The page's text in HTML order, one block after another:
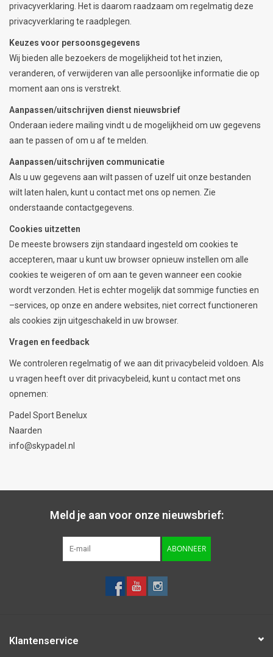
privacyverklaring. Het is daarom raadzaam om regelmatig deze
privacyverklaring te raadplegen.
Keuzes voor persoonsgegevens
Wij bieden alle bezoekers de mogelijkheid tot het inzien,
veranderen, of verwijderen van alle persoonlijke informatie die op
moment aan ons is verstrekt.
Aanpassen/uitschrijven dienst nieuwsbrief
Onderaan iedere mailing vindt u de mogelijkheid om uw gegevens
aan te passen of om u af te melden.
Aanpassen/uitschrijven communicatie
Als u uw gegevens aan wilt passen of uzelf uit onze bestanden
wilt laten halen, kunt u contact met ons op nemen. Zie
onderstaande contactgegevens.
Cookies uitzetten
De meeste browsers zijn standaard ingesteld om cookies te
accepteren, maar u kunt uw browser opnieuw instellen om alle
cookies te weigeren of om aan te geven wanneer een cookie
wordt verzonden. Het is echter mogelijk dat sommige functies en
–services, op onze en andere websites, niet correct functioneren
als cookies zijn uitgeschakeld in uw browser.
Vragen en feedback
We controleren regelmatig of we aan dit privacybeleid voldoen. Als
u vragen heeft over dit privacybeleid, kunt u contact met ons
opnemen:
Padel Sport Benelux
Naarden
info@skypadel.nl
Meld je aan voor onze nieuwsbrief:
ABONNEER
Klantenservice